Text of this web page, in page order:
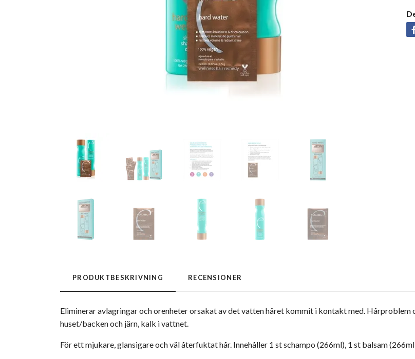
PRODUKTBESKRIVNING RECENSIONER
Eliminerar avlagringar och orenheter orsakat av det vatten håret kommit i kontakt med. Hårproblem
huset/backen och järn, kalk i vattnet.
För ett mjukare, glansigare och väl återfuktat hår. Innehåller 1 st schampo (266ml), 1 st balsam